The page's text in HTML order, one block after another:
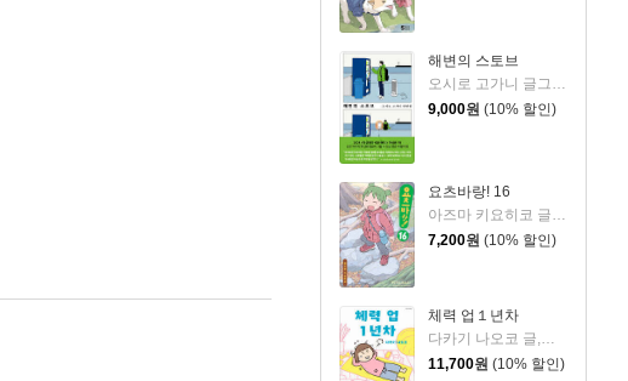
해변의 스토브
오시로 고가니 글그림/김진희 역
9,000원 (10% 할인)
요츠바랑! 16
아즈마 키요히코 글,그림
7,200원 (10% 할인)
체력 업１년차
11,700원 (10% 할인)